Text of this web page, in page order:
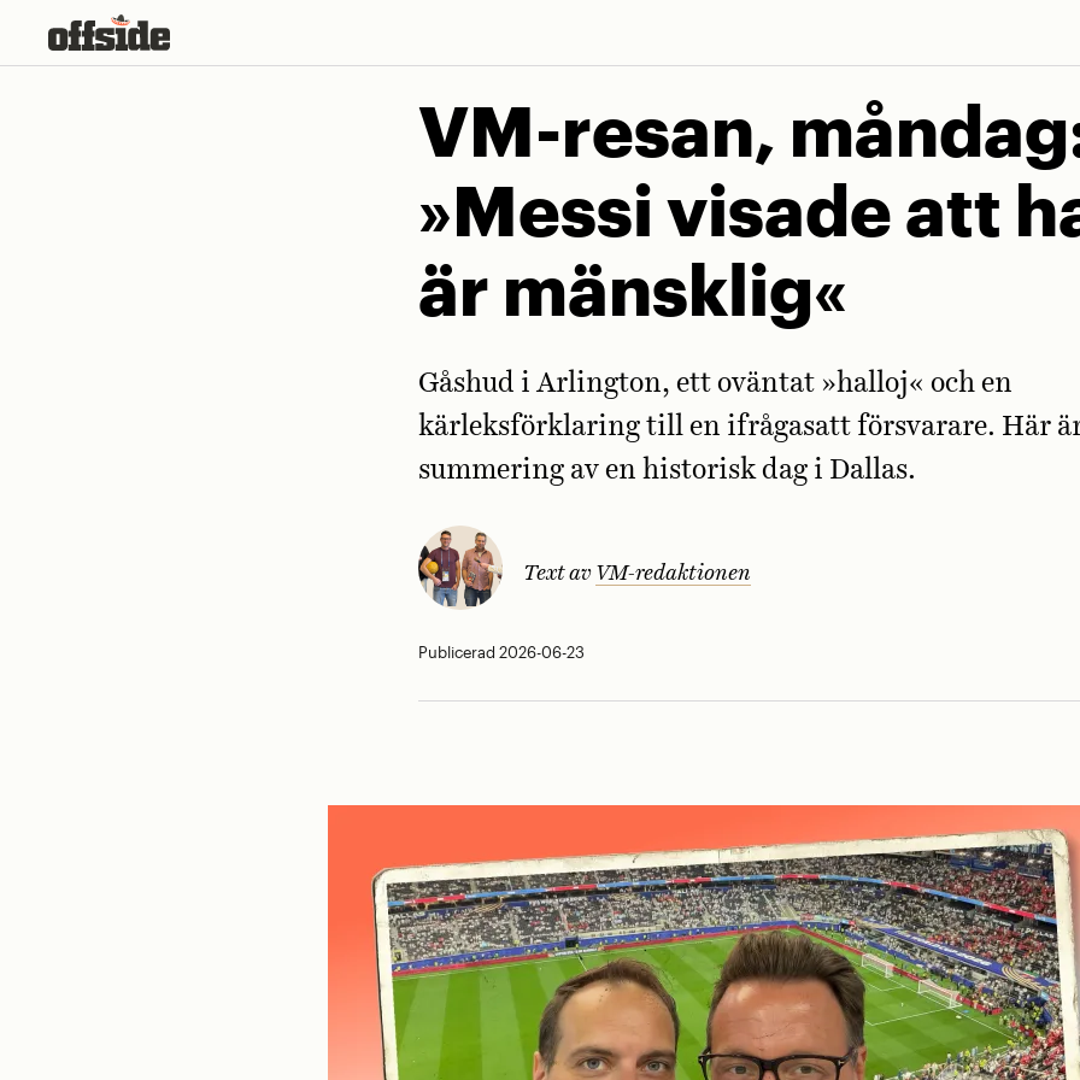
VM-resan,
»Messi visade att
är mänsklig«
Gåshud i Arlington, ett oväntat »halloj« och en
kärleksförklaring till en ifrågasatt försvarare. Här
summering av en historisk dag i Dallas.
Text av VM-redaktionen
Publicerad 2026-06-23